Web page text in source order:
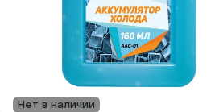
Нет в наличии